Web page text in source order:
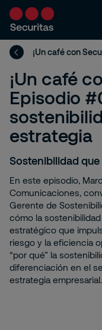
¡Un café
Episodio
estrategia
Sostenibilidad
En este episodio,
Comunicaciones,
Gerente de
cómo la
estratégico que
riesgo y la eficiencia
“por qué” la
diferenciación en el
estrategia empresarial.